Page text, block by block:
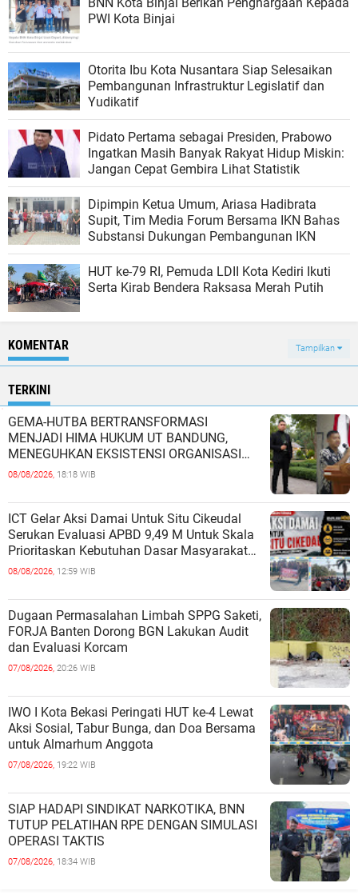
PWI Kota Binjai
Otorita Ibu Kota Nusantara Siap Selesaikan
Pembangunan Infrastruktur Legislatif dan
Yudikatif
Pidato Pertama sebagai Presiden, Prabowo
Ingatkan Masih Banyak Rakyat Hidup Miskin:
Jangan Cepat Gembira Lihat Statistik
Dipimpin Ketua Umum, Ariasa Hadibrata
Supit, Tim Media Forum Bersama IKN Bahas
Substansi Dukungan Pembangunan IKN
HUT ke-79 RI, Pemuda LDII Kota Kediri Ikuti
Serta Kirab Bendera Raksasa Merah Putih
KOMENTAR Tampilkan
TERKINI
GEMA-HUTBA BERTRANSFORMASI
MENJADI HIMA HUKUM UT BANDUNG,
MENEGUHKAN EKSISTENSI ORGANISASI
MAHASISWA HUKUM UNIVERSITAS
08/08/2026, 18:18 WIB
ICT Gelar Aksi Damai Untuk Situ Cikeudal
Serukan Evaluasi APBD 9,49 M Untuk Skala
Prioritaskan Kebutuhan Dasar Masyarakat
Belum Saat nya Butuh Kawasa
08/08/2026, 12:59 WIB
Dugaan Permasalahan Limbah SPPG Saketi,
FORJA Banten Dorong BGN Lakukan Audit
dan Evaluasi Korcam
07/08/2026, 20:26 WIB
IWO I Kota Bekasi Peringati HUT ke-4 Lewat
Aksi Sosial, Tabur Bunga, dan Doa Bersama
untuk Almarhum Anggota
07/08/2026, 19:22 WIB
SIAP HADAPI SINDIKAT NARKOTIKA, BNN
TUTUP PELATIHAN RPE DENGAN SIMULASI
OPERASI TAKTIS
07/08/2026, 18:34 WIB